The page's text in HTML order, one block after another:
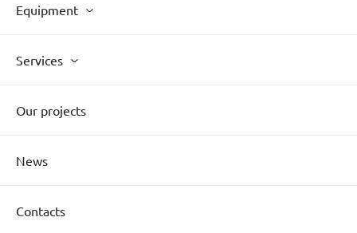
Equipment
Services
Our projects
News
Contacts